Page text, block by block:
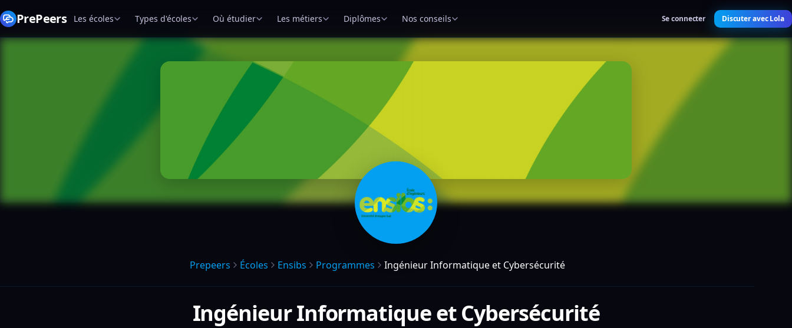
PrePeers Les écoles Types d'écoles Où étudier Les métiers Diplômes Nos conseils Se connecter Discuter avec Lola
Prepeers Écoles Ensibs Programmes Ingénieur Informatique et Cybersécurité
Ingénieur Informatique et Cybersécurité